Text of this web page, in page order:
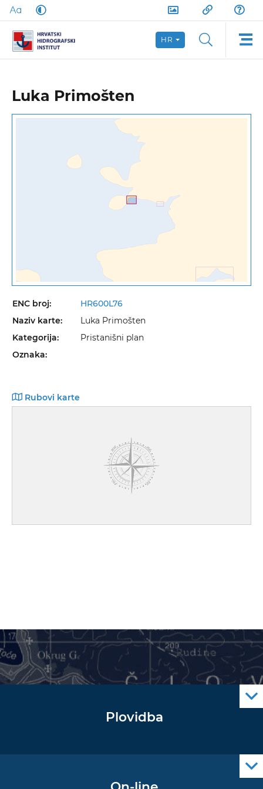
HR
ENC broj:
HR600L76
Naziv karte:
Luka Primošten
Kategorija:
Pristanišni plan
Oznaka:
Rubovi karte
Luka Primošten
Plovidba